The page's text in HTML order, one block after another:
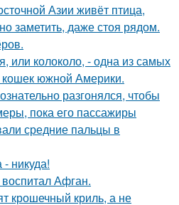
Азии живёт птица,
заметить, даже стоя рядом.
или колоколо, - одна из самых
кошек южной Америки.
разгонялся, чтобы
пока его пассажиры
средние пальцы в
- никуда!
Афган.
крошечный криль, а не